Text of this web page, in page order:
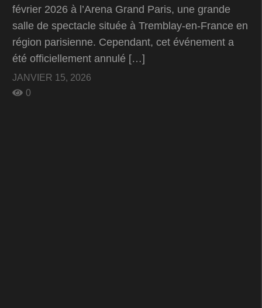
février 2026 à l’Arena Grand Paris, une grande
salle de spectacle située à Tremblay-en-France en
région parisienne. Cependant, cet événement a
été officiellement annulé […]
JANVIER 15, 2026
0